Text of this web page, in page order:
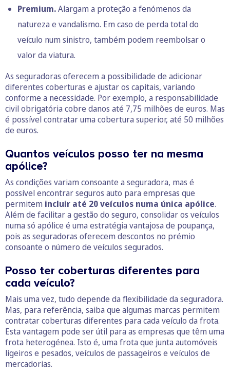
Premium.Alargam a proteção a fenómenos da
natureza e vandalismo. Em caso de perda total do
veículo num sinistro, também podem reembolsar o
valor da viatura.
As seguradoras oferecem a possibilidade de adicionar
diferentes coberturas e ajustar os capitais, variando
conforme a necessidade. Por exemplo, a responsabilidade
civil obrigatória cobre danos até 7,75 milhões de euros. Mas
é possível contratar uma cobertura superior, até 50 milhões
de euros.
Quantos veículos posso ter na mesma
apólice?
As condições variam consoante a seguradora, mas é
possível encontrar seguros auto para empresas que
permitem incluir até 20 veículos numa única apólice.
Além de facilitar a gestão do seguro, consolidar os veículos
numa só apólice é uma estratégia vantajosa de poupança,
pois as seguradoras oferecem descontos no prémio
consoante o número de veículos segurados.
Posso ter coberturas diferentes para
cada veículo?
Mais uma vez, tudo depende da flexibilidade da seguradora.
Mas, para referência, saiba que algumas marcas permitem
contratar coberturas diferentes para cada veículo da frota.
Esta vantagem pode ser útil para as empresas que têm uma
frota heterogénea. Isto é, uma frota que junta automóveis
ligeiros e pesados, veículos de passageiros e veículos de
mercadorias.